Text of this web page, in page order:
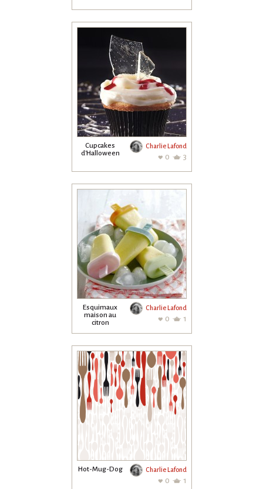
Cupcakes
d'Halloween
Charlie Lafond
0 3
Esquimaux
maison au
citron
Charlie Lafond
0 1
Hot-Mug-Dog Charlie Lafond
0 1